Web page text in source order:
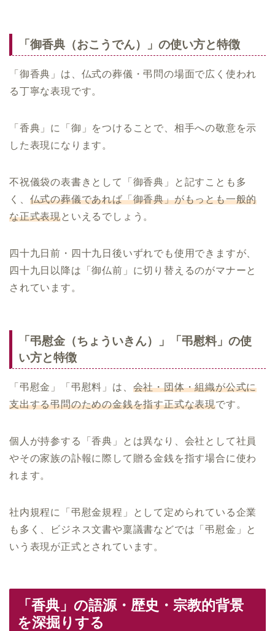
「御香典（おこうでん）」の使い方と特徴
「御香典」は、仏式の葬儀・弔問の場面で広く使われ
る丁寧な表現です。
「香典」に「御」をつけることで、相手への敬意を示
した表現になります。
不祝儀袋の表書きとして「御香典」と記すことも多
く、 仏式の葬儀であれば「御香典」がもっとも一般的
な正式表現といえるでしょう。
四十九日前・四十九日後いずれでも使用できますが、
四十九日以降は「御仏前」に切り替えるのがマナーと
されています。
「弔慰金（ちょういきん）」「弔慰料」の使
い方と特徴
「弔慰金」「弔慰料」は、 会社・団体・組織が公式に
支出する弔問のための金銭を指す正式な表現です。
個人が持参する「香典」とは異なり、会社として社員
やその家族の訃報に際して贈る金銭を指す場合に使わ
れます。
社内規程に「弔慰金規程」として定められている企業
も多く、ビジネス文書や稟議書などでは「弔慰金」と
いう表現が正式とされています。
「香典」の語源・歴史・宗教的背景
を深掘りする